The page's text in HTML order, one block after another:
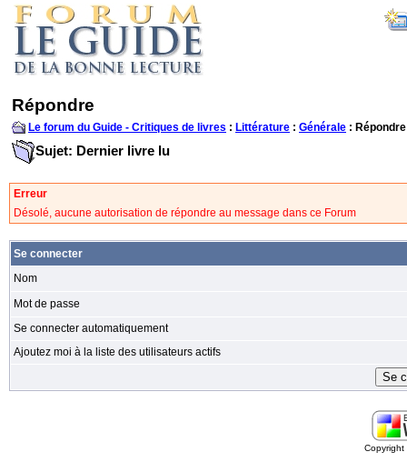
Répondre
Le forum du Guide - Critiques de livres : Littérature : Générale : Répondre
Sujet: Dernier livre lu
Erreur
Désolé, aucune autorisation de répondre au message dans ce Forum
Se connecter
Nom
Mot de passe
Se connecter automatiquement
Ajoutez moi à la liste des utilisateurs actifs